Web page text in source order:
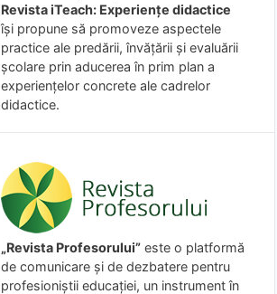
Revista iTeach: Experienţe didactice
îşi propune să promoveze aspectele
practice ale predării, învăţării şi evaluării
şcolare prin aducerea în prim plan a
experienţelor concrete ale cadrelor
didactice.
„Revista Profesorului” este o platformă
de comunicare și de dezbatere pentru
profesioniștii educației, un instrument în